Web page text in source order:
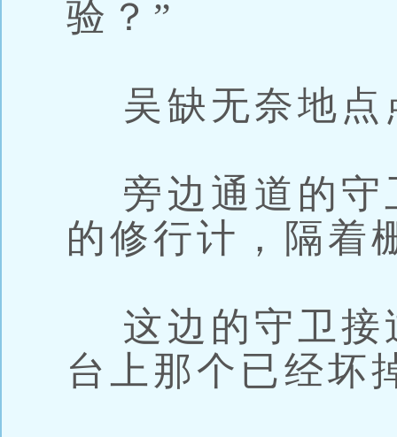
验？”
吴缺无奈地点
旁边通道的守
的修行计，隔着
这边的守卫接
台上那个已经坏